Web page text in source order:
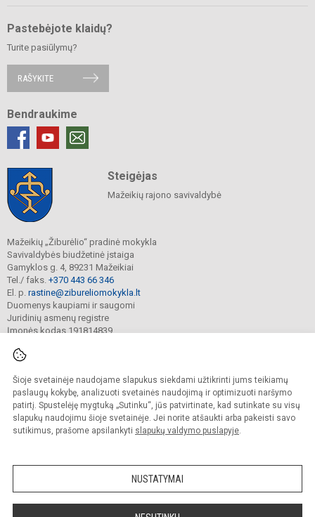
Šioje svetainėje naudojame slapukus siekdami užtikrinti jums teikiamų
paslaugų kokybę, analizuoti svetainės naudojimą ir optimizuoti naršymo
patirtį. Spustelėję mygtuką „Sutinku“, jūs patvirtinate, kad sutinkate su visų
slapukų naudojimu šioje svetainėje. Jei norite atšaukti arba pakeisti savo
sutikimus, prašome apsilankyti slapukų valdymo puslapyje.
NUSTATYMAI
Pastebėjote klaidų?
Turite pasiūlymų?
RAŠYKITE
Bendraukime
Steigėjas
Mažeikių rajono savivaldybė
Mažeikių „Žiburėlio“ pradinė mokykla
Savivaldybės biudžetinė įstaiga
Gamyklos g. 4, 89231 Mažeikiai
Tel./ faks. +370 443 66 346
El. p. rastine@zibureliomokykla.lt
Duomenys kaupiami ir saugomi
Juridinių asmenų registre
Įmonės kodas 191814839
© 2025. Mažeikių „Žiburėlio“ pradinė mokykla. Visos teisės saugomos.
Kopijuoti turinį be raštiško įstaigos administracijos sutikimo griežtai draudžiama.
Prieinamumo paraiška Slapukų valdymas
Sumanus būdas atnaujinti